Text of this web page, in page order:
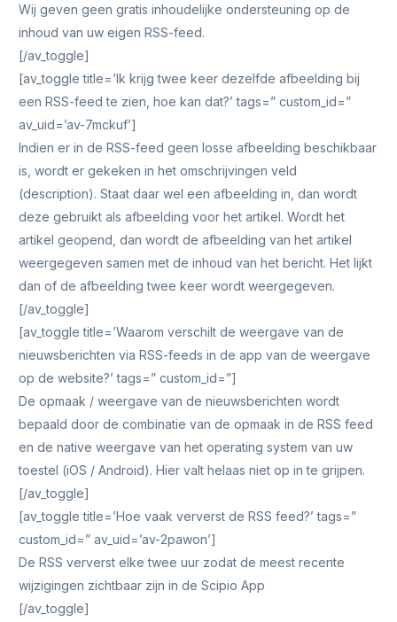
Wij geven geen gratis inhoudelijke ondersteuning op de
inhoud van uw eigen RSS-feed.
[/av_toggle]
[av_toggle title=’Ik krijg twee keer dezelfde afbeelding bij
een RSS-feed te zien, hoe kan dat?’ tags=” custom_id=”
av_uid=’av-7mckuf’]
Indien er in de RSS-feed geen losse afbeelding beschikbaar
is, wordt er gekeken in het omschrijvingen veld
(description). Staat daar wel een afbeelding in, dan wordt
deze gebruikt als afbeelding voor het artikel. Wordt het
artikel geopend, dan wordt de afbeelding van het artikel
weergegeven samen met de inhoud van het bericht. Het lijkt
dan of de afbeelding twee keer wordt weergegeven.
[/av_toggle]
[av_toggle title=’Waarom verschilt de weergave van de
nieuwsberichten via RSS-feeds in de app van de weergave
op de website?’ tags=” custom_id=”]
De opmaak / weergave van de nieuwsberichten wordt
bepaald door de combinatie van de opmaak in de RSS feed
en de native weergave van het operating system van uw
toestel (iOS / Android). Hier valt helaas niet op in te grijpen.
[/av_toggle]
[av_toggle title=’Hoe vaak ververst de RSS feed?’ tags=”
custom_id=” av_uid=’av-2pawon’]
De RSS ververst elke twee uur zodat de meest recente
wijzigingen zichtbaar zijn in de Scipio App
[/av_toggle]